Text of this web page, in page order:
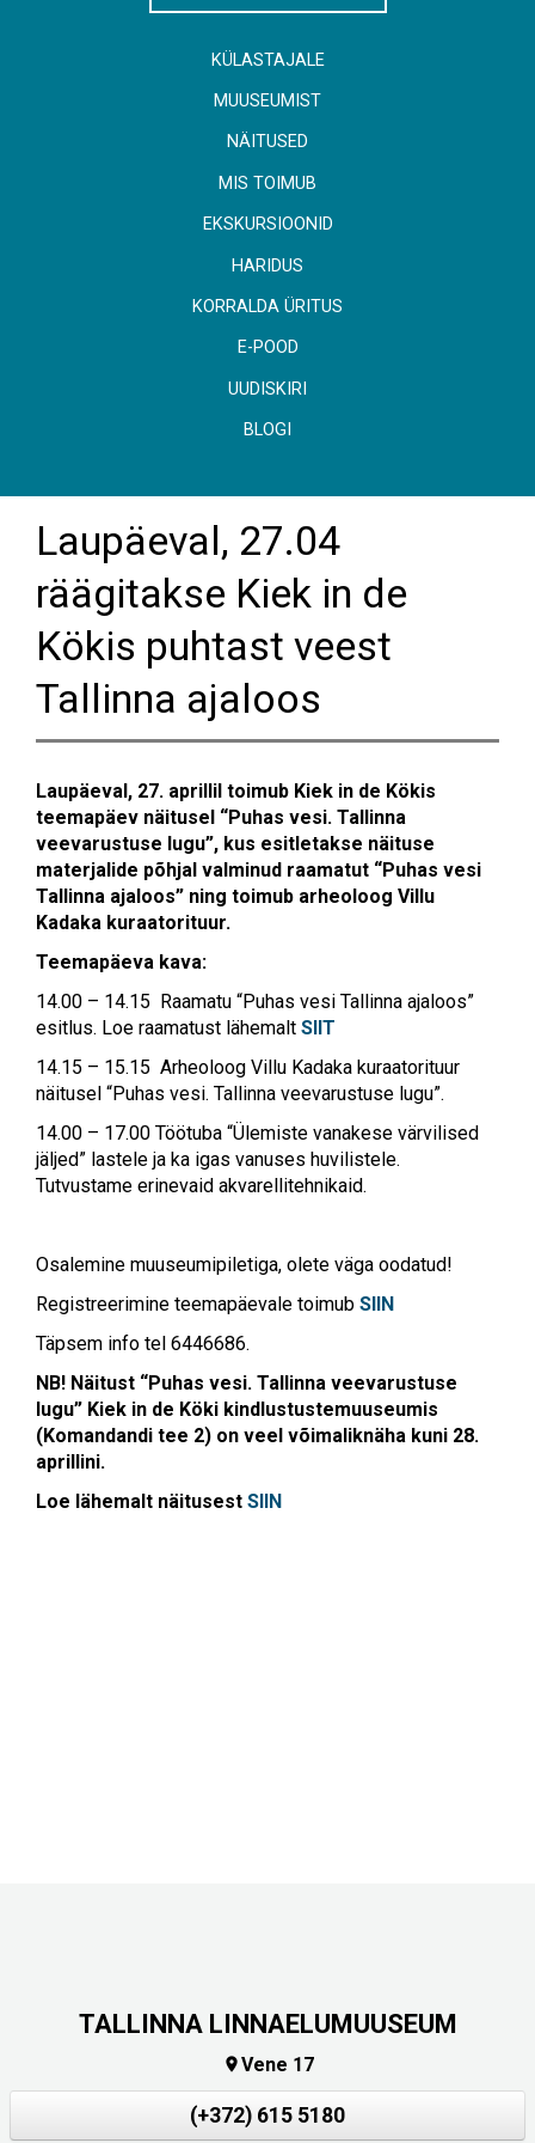
KÜLASTAJALE
MUUSEUMIST
NÄITUSED
MIS TOIMUB
EKSKURSIOONID
HARIDUS
KORRALDA ÜRITUS
E-POOD
UUDISKIRI
BLOGI
Laupäeval, 27.04
räägitakse Kiek in de
Kökis puhtast veest
Tallinna ajaloos
Laupäeval, 27. aprillil toimub Kiek in de Kökis
teemapäev näitusel “Puhas vesi. Tallinna
veevarustuse lugu”, kus esitletakse näituse
materjalide põhjal valminud raamatut “Puhas vesi
Tallinna ajaloos” ning toimub arheoloog Villu
Kadaka kuraatorituur.
Teemapäeva kava:
14.00 – 14.15 Raamatu “Puhas vesi Tallinna ajaloos”
esitlus. Loe raamatust lähemalt SIIT
14.15 – 15.15 Arheoloog Villu Kadaka kuraatorituur
näitusel “Puhas vesi. Tallinna veevarustuse lugu”.
14.00 – 17.00 Töötuba “Ülemiste vanakese värvilised
jäljed” lastele ja ka igas vanuses huvilistele.
Tutvustame erinevaid akvarellitehnikaid.
Osalemine muuseumipiletiga, olete väga oodatud!
Registreerimine teemapäevale toimub SIIN
Täpsem info tel 6446686.
NB! Näitust “Puhas vesi. Tallinna veevarustuse
lugu” Kiek in de Köki kindlustustemuuseumis
(Komandandi tee 2) on veel võimaliknäha kuni 28.
aprillini.
Loe lähemalt näitusest SIIN
TALLINNA LINNAELUMUUSEUM
Vene 17
(+372) 615 5180